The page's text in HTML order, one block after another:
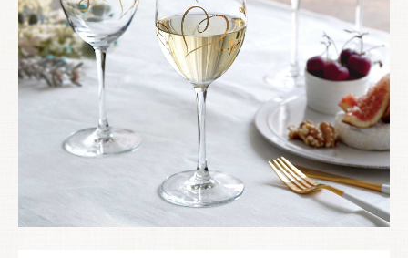
お買い物を続ける カートへ進む